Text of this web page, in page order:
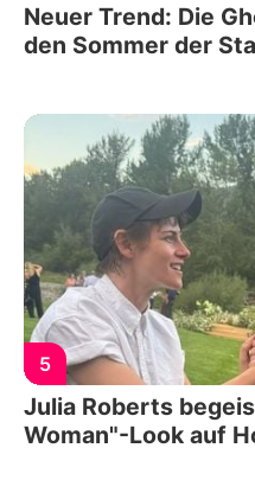
Neuer Trend: Die
den Sommer der
5
Julia Roberts
Woman"-Look auf